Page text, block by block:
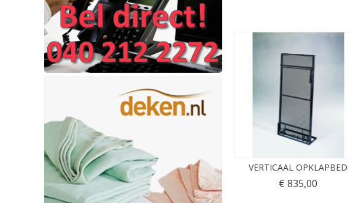
VERTICAAL OPKLAPBED
€ 835,00